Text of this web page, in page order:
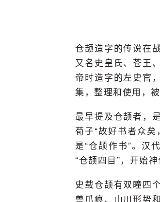
仓颉造字的传说在
又名史皇氏、苍王
帝时造字的左史官
集，整理和使用，被
最早提及仓颉者，
荀子“故好书者众
是“仓颉作书”。汉
“仓颉四目”，开始神
史载仓颉有双瞳四
兽爪痕、山川形势